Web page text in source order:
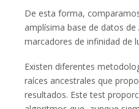
De esta forma,
amplísima base de datos
marcadores de infinidad de
Existen diferentes
raíces ancestrales que
resultados. Este test